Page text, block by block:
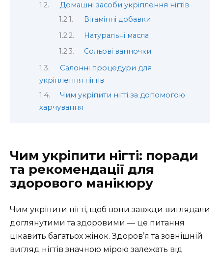
Домашні засоби укріплення нігтів
Вітамінні добавки
Натуральні масла
Сольові ванночки
Салонні процедури для
укріплення нігтів
Чим укріпити нігті за допомогою
харчування
Чим укріпити нігті: поради
та рекомендації для
здорового манікюру
Чим укріпити нігті, щоб вони завжди виглядали
доглянутими та здоровими — це питання
цікавить багатьох жінок. Здоров’я та зовнішній
вигляд нігтів значною мірою залежать від